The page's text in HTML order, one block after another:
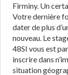
Firminy. Un
Votre dernière
dater de plus
nouveau. Le
48SI vous est
inscrire dans
situation